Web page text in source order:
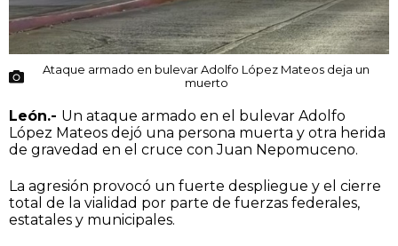
Ataque armado en bulevar Adolfo López Mateos deja un
muerto
León.- Un ataque armado en el bulevar Adolfo
López Mateos dejó una persona muerta y otra herida
de gravedad en el cruce con Juan Nepomuceno.
La agresión provocó un fuerte despliegue y el cierre
total de la vialidad por parte de fuerzas federales,
estatales y municipales.